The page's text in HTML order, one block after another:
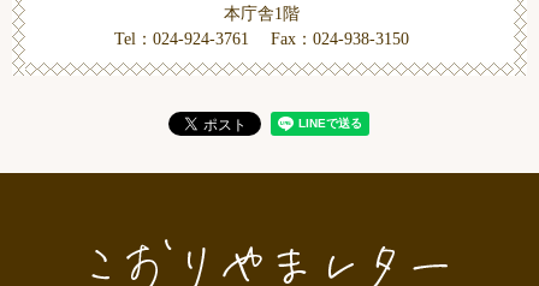
本庁舎1階
Tel：024-924-3761
Fax：024-938-3150